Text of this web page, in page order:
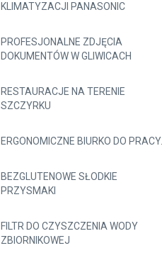
KLIMATYZACJI PANASONIC
PROFESJONALNE ZDJĘCIA
DOKUMENTÓW W GLIWICACH
RESTAURACJE NA TERENIE
SZCZYRKU
ERGONOMICZNE BIURKO DO PRACY.
BEZGLUTENOWE SŁODKIE
PRZYSMAKI
FILTR DO CZYSZCZENIA WODY
ZBIORNIKOWEJ